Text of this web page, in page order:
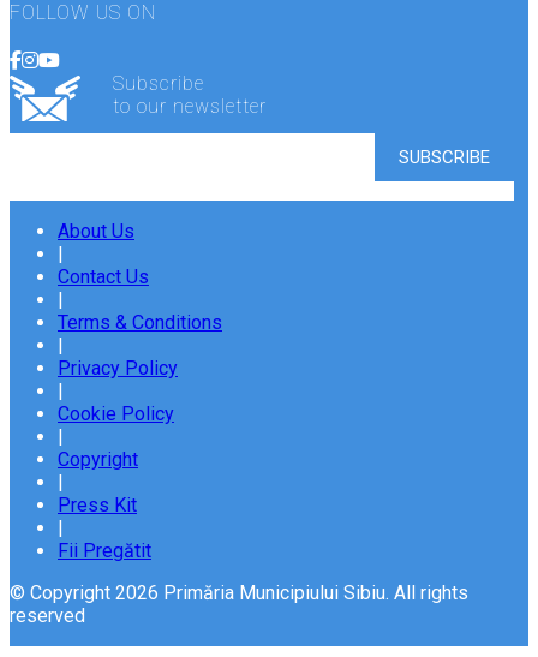
FOLLOW US ON
Subscribe
to our newsletter
About Us
Contact Us
Terms & Conditions
Privacy Policy
Cookie Policy
Copyright
Press Kit
Fii Pregătit
© Copyright 2026 Primăria Municipiului Sibiu. All rights
reserved